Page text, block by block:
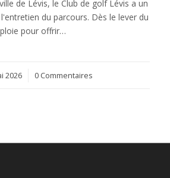
de Lévis, le Club de golf Lévis a un
du parcours. Dès le lever du
pour offrir…
2026 0 Commentaires